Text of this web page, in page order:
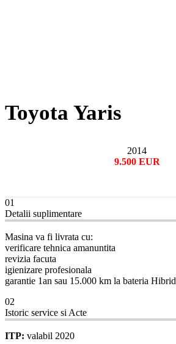
Toyota Yaris
2014
9.500 EUR
01
Detalii suplimentare
Masina va fi livrata cu:
verificare tehnica amanuntita
revizia facuta
igienizare profesionala
garantie 1an sau 15.000 km la bateria Hibrid
02
Istoric service si Acte
ITP: valabil 2020